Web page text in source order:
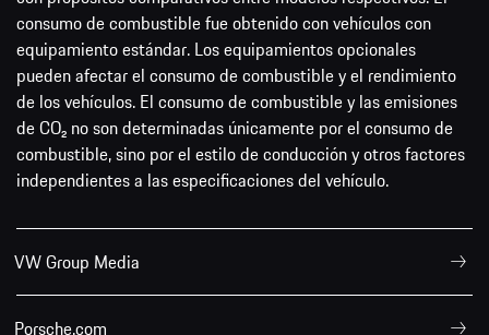
consumo de combustible fue obtenido con vehículos con
equipamiento estándar. Los equipamientos opcionales
pueden afectar el consumo de combustible y el rendimiento
de los vehículos. El consumo de combustible y las emisiones
de CO₂ no son determinadas únicamente por el consumo de
combustible, sino por el estilo de conducción y otros factores
independientes a las especificaciones del vehículo.
VW Group Media
Porsche.com